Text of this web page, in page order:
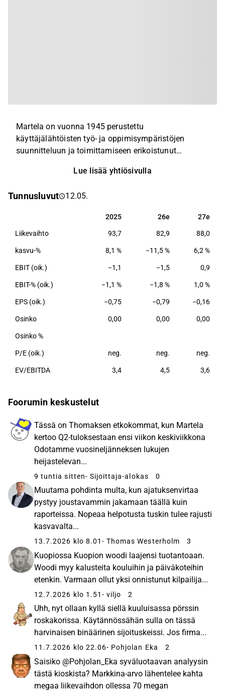
Martela on vuonna 1945 perustettu
käyttäjälähtöisten työ- ja oppimisympäristöjen
suunnitteluun ja toimittamiseen erikoistunut
kokonaisvaltainen, sillä yhtiön portfolio kattaa
sisustusratkaisuiden lisäksi myös kohdetilojen
ratkaisuja jälleenmyyjäverkostonsa kautta. Tuotanto
sijaitsee Suomessa ja Puolassa.
Lue lisää yhtiösivulla
Tunnusluvut 12.05.
2025 26e 27e
2025 26e 27e
Liikevaihto 93,7 82,9 88,0
kasvu-% 8,1 % −11,5 % 6,2 %
EBIT (oik.) −1,1 −1,5 0,9
EBIT-% (oik.) −1,1 % −1,8 % 1,0 %
EPS (oik.) −0,75 −0,79 −0,16
Osinko 0,00 0,00 0,00
Osinko %
P/E (oik.) neg. neg. neg.
EV/EBITDA 3,4 4,5 3,6
Foorumin keskustelut
Tässä on Thomaksen etkokommat, kun Martela
kertoo Q2-tuloksestaan ensi viikon keskiviikkona
Odotamme vuosineljänneksen lukujen
heijastelevan...
9 tuntia sitten- Sijoittaja-alokas 0
Muutama pohdinta multa, kun ajatuksenvirtaa
pystyy joustavammin jakamaan täällä kuin
raporteissa. Nopeaa helpotusta tuskin tulee rajusti
kasvavalta...
13.7.2026 klo 8.01 - Thomas Westerholm 3
Kuopiossa Kuopion woodi laajensi tuotantoaan.
Woodi myy kalusteita kouluihin ja päiväkoteihin
etenkin. Varmaan ollut yksi onnistunut kilpailija...
12.7.2026 klo 1.51 - viljo 2
Uhh, nyt ollaan kyllä siellä kuuluisassa pörssin
roskakorissa. Käytännössähän sulla on tässä
harvinaisen binäärinen sijoituskeissi. Jos firma...
11.7.2026 klo 22.06- Pohjolan Eka 2
Saisiko @Pohjolan_Eka syväluotaavan analyysin
tästä kioskista? Markkina-arvo lähentelee kahta
megaa liikevaihdon ollessa 70 megan